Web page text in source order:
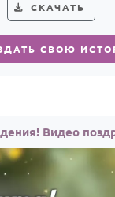
СКАЧАТЬ
СВОЮ
Видео